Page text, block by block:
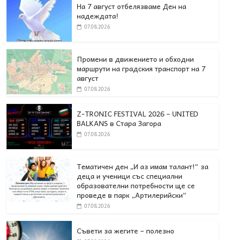
На 7 август отбелязваме Ден на
надеждата!
07.08.2026
Промени в движението и обходни
маршрути на градския транспорт на 7
август
07.08.2026
Z-TRONIC FESTIVAL 2026 – UNITED
BALKANS в Стара Загора
07.08.2026
Тематичен ден „И аз имам талант!“ за
деца и ученици със специални
образователни потребности ще се
проведе в парк „Артилерийски“
07.08.2026
Съвети за жегите – полезно